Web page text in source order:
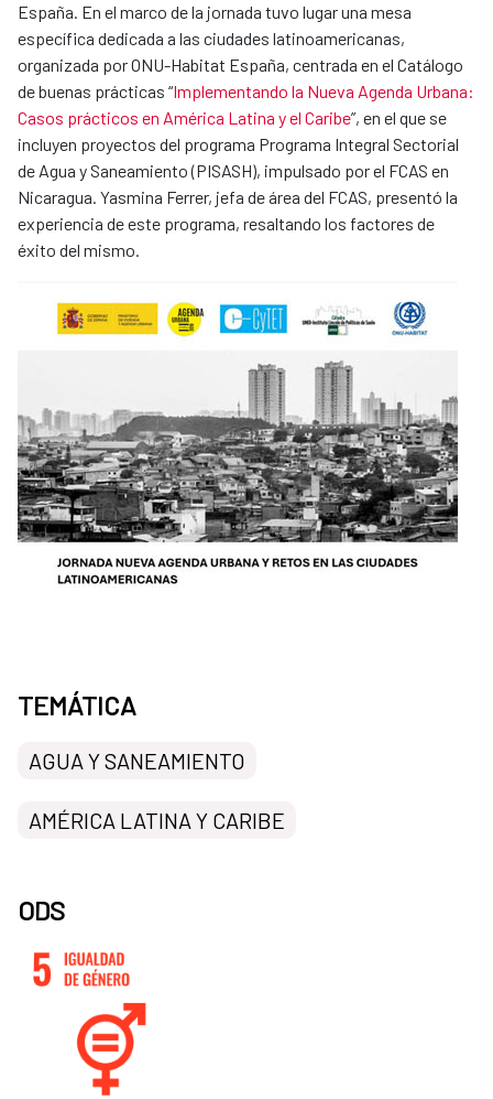
España. En el marco de la jornada tuvo lugar una mesa
específica dedicada a las ciudades latinoamericanas,
organizada por ONU-Habitat España, centrada en el Catálogo
de buenas prácticas “Implementando la Nueva Agenda Urbana:
Casos prácticos en América Latina y el Caribe”, en el que se
incluyen proyectos del programa Programa Integral Sectorial
de Agua y Saneamiento (PISASH), impulsado por el FCAS en
Nicaragua. Yasmina Ferrer, jefa de área del FCAS, presentó la
experiencia de este programa, resaltando los factores de
éxito del mismo.
TEMÁTICA
AGUA Y SANEAMIENTO
AMÉRICA LATINA Y CARIBE
ODS